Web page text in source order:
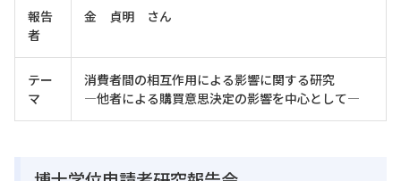
報告
者
金 貞明 さん
テー
マ
消費者間の相互作用による影響に関する研究
―他者による購買意思決定の影響を中心として―